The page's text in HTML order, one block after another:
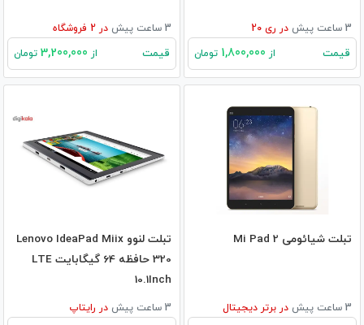
3 ساعت پیش در ری 20
قیمت از تومان
3 ساعت پیش در فروشگاه
قیمت از تومان
تبلت شیائومی Mi Pad 2
3 ساعت پیش در برتر دیجیتال
تبلت لنوو Lenovo IdeaPad Miix
320 حافظه 64 گیگابایت LTE
10.1Inch
3 ساعت پیش در رایتاپ